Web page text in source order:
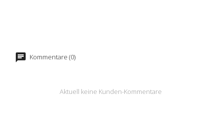
Kommentare (0)
Aktuell keine Kunden-Kommentare